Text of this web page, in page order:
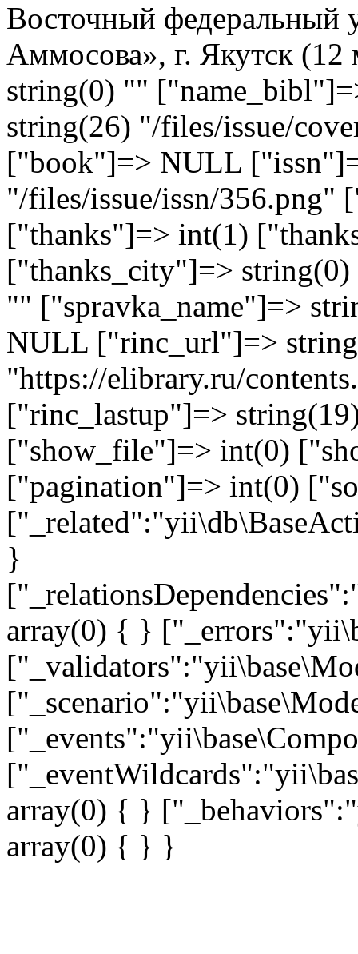
Восточный федеральный
Аммосова», г. Якутск
string(0) ""
string(26) "/files/issue/
["book"]=> NULL
"/files/issue/issn/
["thanks"]=> int(1)
["thanks_city"]=>
"" ["spravka_name"]=>
NULL ["rinc_url"]=>
"https://elibrary.ru/
["rinc_lastup"]=>
["show_file"]=> int(0)
["pagination"]=> int(0)
}
array(0) { }
array(0) { }
array(0) { } }